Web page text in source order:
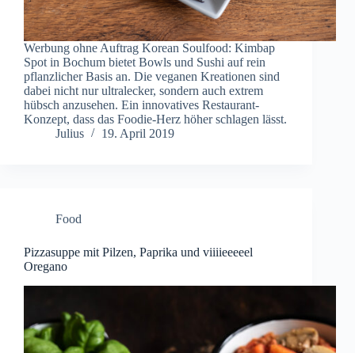
Werbung ohne Auftrag Korean Soulfood: Kimbap
Spot in Bochum bietet Bowls und Sushi auf rein
pflanzlicher Basis an. Die veganen Kreationen sind
dabei nicht nur ultralecker, sondern auch extrem
hübsch anzusehen. Ein innovatives Restaurant-
Konzept, dass das Foodie-Herz höher schlagen lässt.
Julius
19. April 2019
Food
Pizzasuppe mit Pilzen, Paprika und viiiieeeeel
Oregano